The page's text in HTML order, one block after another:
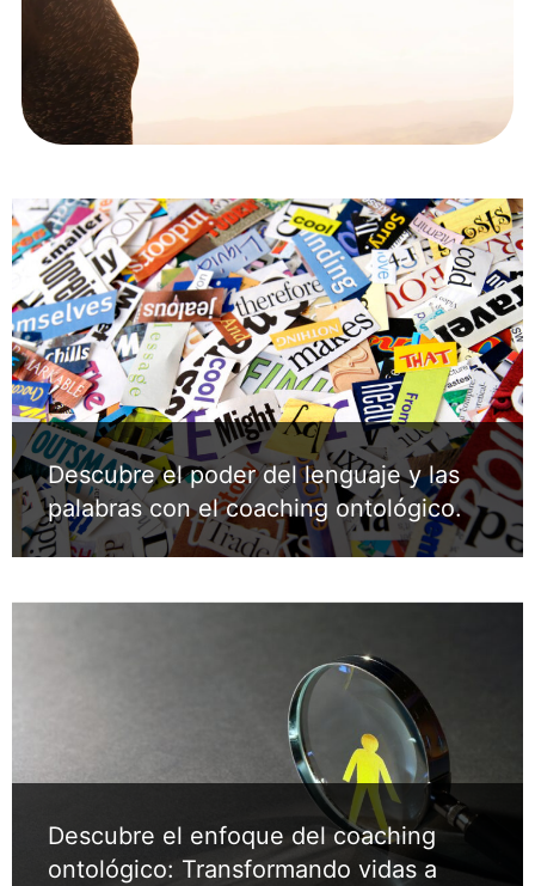
Descubre el poder del lenguaje y las
palabras con el coaching ontológico.
Descubre el enfoque del coaching
ontológico: Transformando vidas a